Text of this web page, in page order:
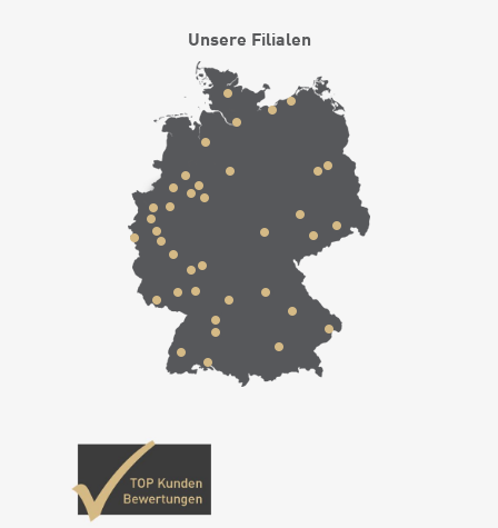
Unsere Filialen